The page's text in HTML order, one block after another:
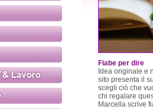
Fiabe per dire
Idea originale e
sito presenta il
scegli ciò che
chi regalare
Marcella scrive